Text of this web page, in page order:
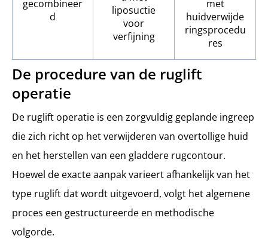
gecombineer
d
liposuctie
voor
verfijning
met
huidverwijde
ringsprocedu
res
De procedure van de ruglift
operatie
De ruglift operatie is een zorgvuldig geplande ingreep
die zich richt op het verwijderen van overtollige huid
en het herstellen van een gladdere rugcontour.
Hoewel de exacte aanpak varieert afhankelijk van het
type ruglift dat wordt uitgevoerd, volgt het algemene
proces een gestructureerde en methodische
volgorde.